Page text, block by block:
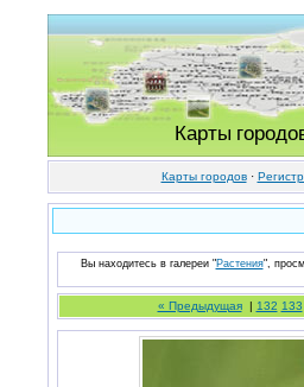
Карты
Карты городов·
Вы находитесь в галереи "Растения",
« Предыдущая| 132 133